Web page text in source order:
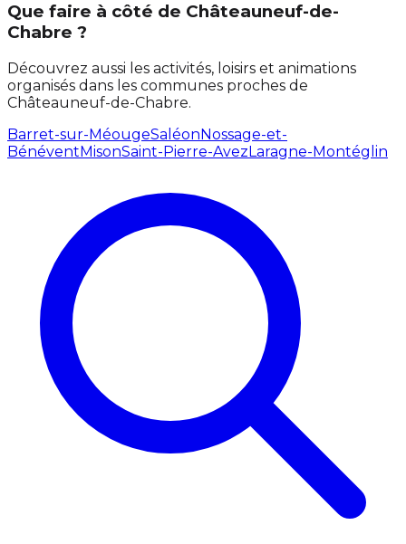
Que faire à côté de Châteauneuf-de-
Chabre ?
Découvrez aussi les activités, loisirs et animations
organisés dans les communes proches de
Châteauneuf-de-Chabre.
Barret-sur-MéougeSaléonNossage-et-
BénéventMisonSaint-Pierre-AvezLaragne-Montéglin